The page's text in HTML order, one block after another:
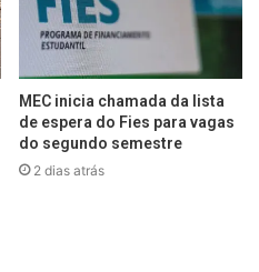
MEC inicia chamada da lista
de espera do Fies para vagas
do segundo semestre
2 dias atrás